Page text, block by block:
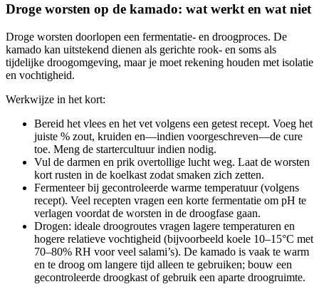
Droge worsten op de kamado: wat werkt en wat niet
Droge worsten doorlopen een fermentatie- en droogproces. De
kamado kan uitstekend dienen als gerichte rook- en soms als
tijdelijke droogomgeving, maar je moet rekening houden met isolatie
en vochtigheid.
Werkwijze in het kort:
Bereid het vlees en het vet volgens een getest recept. Voeg het
juiste % zout, kruiden en—indien voorgeschreven—de cure
toe. Meng de startercultuur indien nodig.
Vul de darmen en prik overtollige lucht weg. Laat de worsten
kort rusten in de koelkast zodat smaken zich zetten.
Fermenteer bij gecontroleerde warme temperatuur (volgens
recept). Veel recepten vragen een korte fermentatie om pH te
verlagen voordat de worsten in de droogfase gaan.
Drogen: ideale droogroutes vragen lagere temperaturen en
hogere relatieve vochtigheid (bijvoorbeeld koele 10–15°C met
70–80% RH voor veel salami’s). De kamado is vaak te warm
en te droog om langere tijd alleen te gebruiken; bouw een
gecontroleerde droogkast of gebruik een aparte droogruimte.